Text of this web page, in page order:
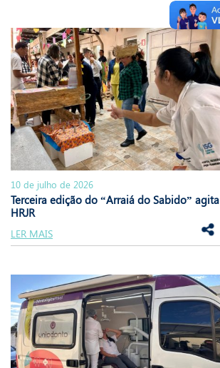
10 de julho de 2026
Terceira edição do “Arraiá do Sabido” agita
HRJR
LER MAIS